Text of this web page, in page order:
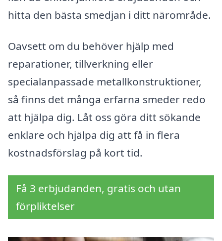
hitta den bästa smedjan i ditt närområde.
Oavsett om du behöver hjälp med
reparationer, tillverkning eller
specialanpassade metallkonstruktioner,
så finns det många erfarna smeder redo
att hjälpa dig. Låt oss göra ditt sökande
enklare och hjälpa dig att få in flera
kostnadsförslag på kort tid.
Få 3 erbjudanden, gratis och utan
förpliktelser